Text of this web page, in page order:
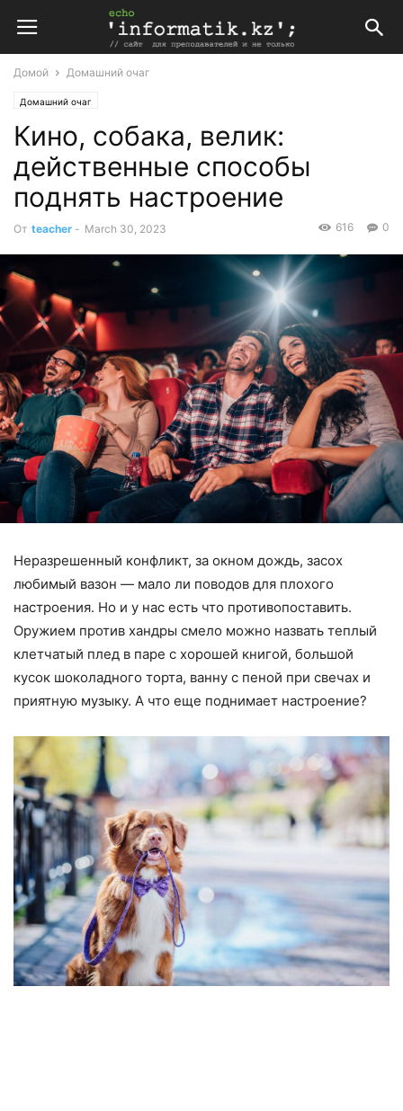
Домой Домашний очаг
Домашний очаг
Кино, собака, велик:
действенные способы
поднять настроение
От teacher - March 30, 2023 0
616
Неразрешенный конфликт, за окном дождь, засох
любимый вазон — мало ли поводов для плохого
настроения. Но и у нас есть что противопоставить.
Оружием против хандры смело можно назвать теплый
клетчатый плед в паре с хорошей книгой, большой
кусок шоколадного торта, ванну с пеной при свечах и
приятную музыку. А что еще поднимает настроение?